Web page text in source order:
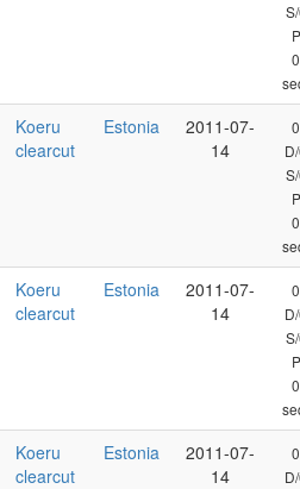
P
0
Koeru
clearcut
Estonia
2011-07-
14
0
P
0
Koeru
clearcut
Estonia
2011-07-
14
0
P
0
Koeru
clearcut
Estonia
2011-07-
14
0